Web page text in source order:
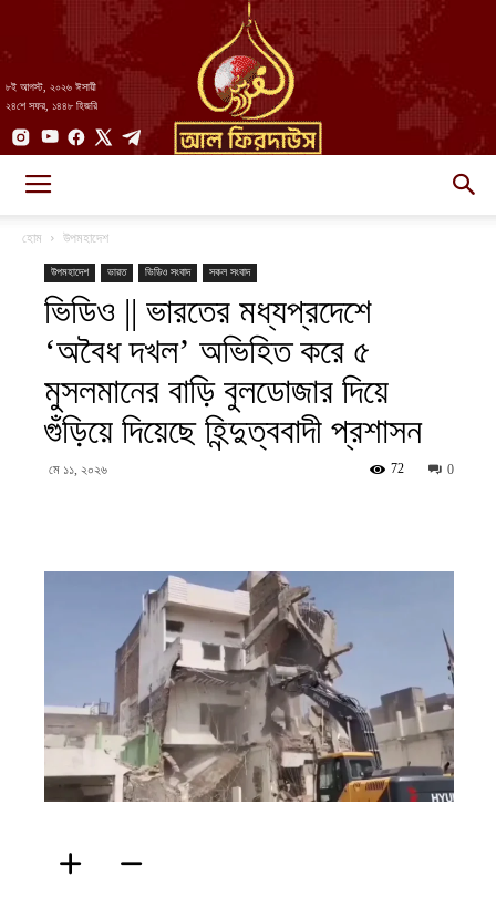
৮ই আগস্ট, ২০২৬ ঈসায়ী
২৪শে সফর, ১৪৪৮ হিজরি
||
আল-
হোম উপমহাদেশ
উপমহাদেশ ভারত ভিডিও সংবাদ সকল সংবাদ
ভিডিও || ভারতের মধ্যপ্রদেশে
‘অবৈধ দখল’ অভিহিত করে ৫
মুসলমানের বাড়ি বুলডোজার দিয়ে
গুঁড়িয়ে দিয়েছে হিন্দুত্ববাদী প্রশাসন
মে ১১, ২০২৬ 0
72